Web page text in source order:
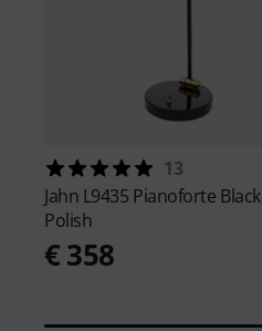
13
Jahn L9435 Pianoforte Black
Polish
€ 358